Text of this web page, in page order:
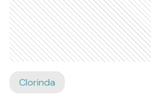
Clorinda